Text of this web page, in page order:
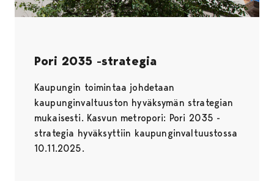
Pori 2035 -strategia
Kaupungin toimintaa johdetaan
kaupunginvaltuuston hyväksymän strategian
mukaisesti. Kasvun metropori: Pori 2035 -
strategia hyväksyttiin kaupunginvaltuustossa
10.11.2025.